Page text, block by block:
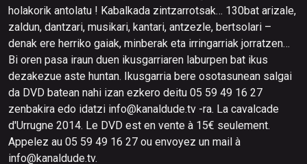
holakorik antolatu ! Kabalkada zintzarrotsak… 130bat arizale,
zaldun, dantzari, musikari, kantari, antzezle, bertsolari –
denak ere herriko gaiak, minberak eta irringarriak jorratzen…
Bi oren pasa iraun duen ikusgarriaren laburpen bat ikus
dezakezue aste huntan. Ikusgarria bere osotasunean salgai
da DVD batean nahi izan ezkero deitu 05 59 49 16 27
zenbakira edo idatzi info@kanaldude.tv -ra. La cavalcade
d'Urrugne 2014. Le DVD est en vente à 15€ seulement.
Appelez au 05 59 49 16 27 ou envoyez un mail à
info@kanaldude.tv.